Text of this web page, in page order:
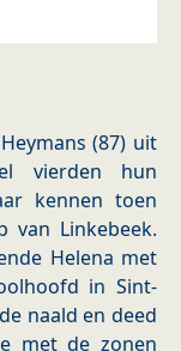
(87) uit
vierden hun
kennen toen
van Linkebeek.
Helena met
in Sint-
naald en deed
met de zonen